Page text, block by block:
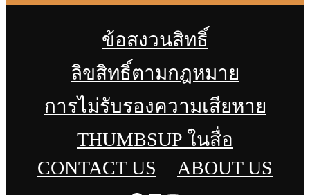
ข้อสงวนสิทธิ์
ลิขสิทธิ์ตามกฎหมาย
การไม่รับรองความเสียหาย
THUMBSUP ในสื่อ
CONTACT US
ABOUT US